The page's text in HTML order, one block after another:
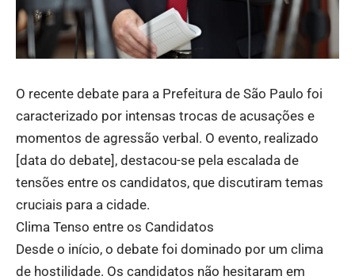
O recente debate para a Prefeitura de São Paulo foi
caracterizado por intensas trocas de acusações e
momentos de agressão verbal. O evento, realizado
[data do debate], destacou-se pela escalada de
tensões entre os candidatos, que discutiram temas
cruciais para a cidade.
Clima Tenso entre os Candidatos
Desde o início, o debate foi dominado por um clima
de hostilidade. Os candidatos não hesitaram em